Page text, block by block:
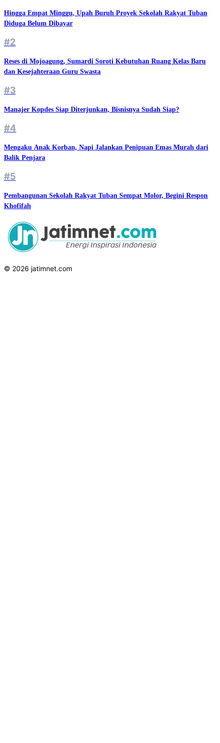
Hingga Empat Minggu, Upah Buruh Proyek Sekolah Rakyat Tuban
Diduga Belum Dibayar
#2
Reses di Mojoagung, Sumardi Soroti Kebutuhan Ruang Kelas Baru
dan Kesejahteraan Guru Swasta
#3
Manajer Kopdes Siap Diterjunkan, Bisnisnya Sudah Siap?
#4
Mengaku Anak Korban, Napi Jalankan Penipuan Emas Murah dari
Balik Penjara
#5
Pembangunan Sekolah Rakyat Tuban Sempat Molor, Begini Respon
Khofifah
© 2026 jatimnet.com